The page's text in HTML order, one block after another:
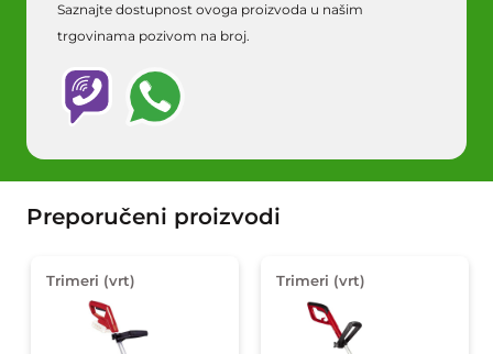
Saznajte dostupnost ovoga proizvoda u našim
trgovinama pozivom na broj.
Preporučeni proizvodi
Trimeri (vrt) Trimeri (vrt)